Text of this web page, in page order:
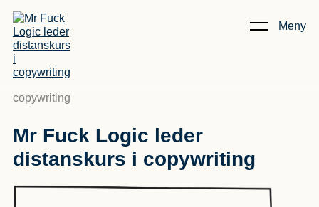
Meny
Kunskap & Artiklar
copywriting
Mr Fuck Logic leder
distanskurs i copywriting